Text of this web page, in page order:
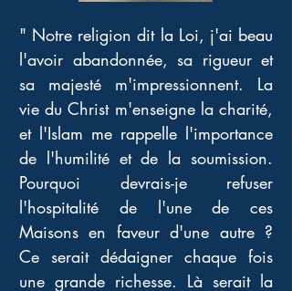
" Notre religion dit la Loi, j'ai beau
l'avoir abandonnée, sa rigueur et
sa majesté m'impressionnent. La
vie du Christ m'enseigne la charité,
et l'Islam me rappelle l'importance
de l'humilité et de la soumission.
Pourquoi devrais-je refuser
l'hospitalité de l'une de ces
Maisons en faveur d'une autre ?
Ce serait dédaigner chaque fois
une grande richesse. Là serait la